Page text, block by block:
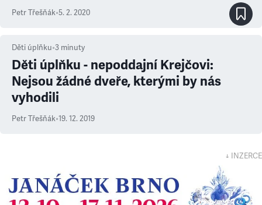
Petr Třešňák•5. 2. 2020
Děti úplňku•3 minuty
Děti úplňku - nepoddajní Krejčovi:
Nejsou žádné dveře, kterými by nás
vyhodili
Petr Třešňák•19. 12. 2019
↓ INZERCE